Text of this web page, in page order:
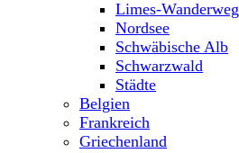
Limes-Wanderweg
Nordsee
Schwäbische Alb
Schwarzwald
Städte
Belgien
Frankreich
Griechenland